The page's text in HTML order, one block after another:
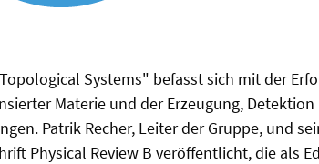
Systems" befasst sich mit der
Materie und der Erzeugung,
Patrik Recher, Leiter der Gruppe, und
Physical Review B veröffentlicht, die als